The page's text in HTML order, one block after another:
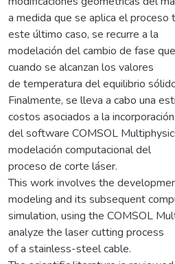
a medida que se aplica el proceso
este último caso, se recurre a la
modelación del cambio de fase
cuando se alcanzan los valores
de temperatura del equilibrio
Finalmente, se lleva a cabo una
costos asociados a la incorporación
del software COMSOL
modelación computacional del
proceso de corte láser.
This work involves the
modeling and its subsequent
simulation, using the COMSOL
analyze the laser cutting process
of a stainless-steel cable.